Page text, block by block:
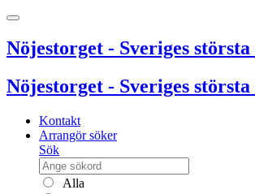
Nöjestorget - Sveriges
Nöjestorget - Sveriges
Kontakt
Arrangör söker
Sök
Alla